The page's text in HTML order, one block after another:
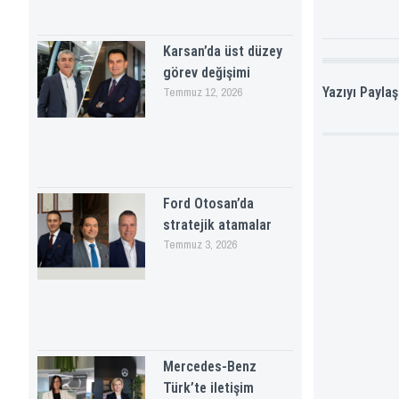
Karsan’da üst düzey
görev değişimi
Temmuz 12, 2026
Ford Otosan’da
stratejik atamalar
Temmuz 3, 2026
Mercedes-Benz
Türk’te iletişim
Yazıyı